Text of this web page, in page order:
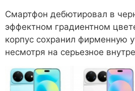
Смартфон дебютировал в
эффектном градиентном
корпус сохранил фирменную
несмотря на серьезное